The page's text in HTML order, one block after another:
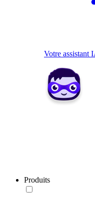
Votre assistant
Produits